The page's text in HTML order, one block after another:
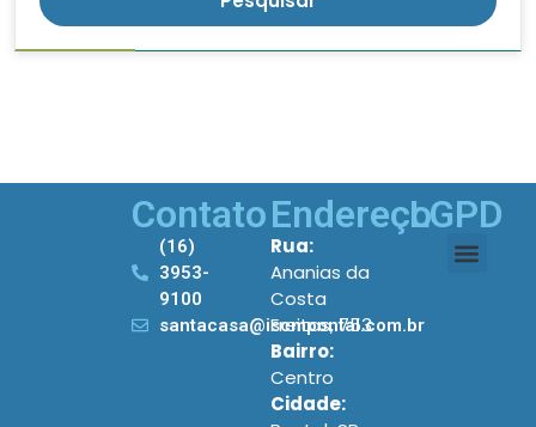
Contato
(16)
3953-
9100
santacasa@iscmpontal.com.br
Endereço
Rua:
Ananias da
Costa
Freitas, 753
Bairro:
Centro
Cidade:
LGPD